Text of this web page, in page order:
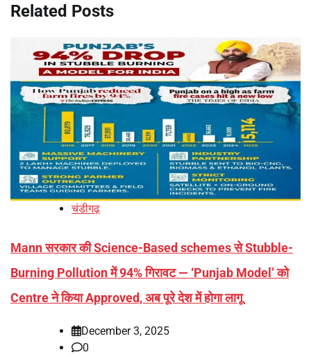
Related Posts
चंडीगढ़
Mann सरकार की Science-Based schemes से Stubble-
Burning Pollution में 94% गिरावट — ‘Punjab Model’ को
Centre ने किया Approved, अब पूरे देश में होगा लागू
December 3, 2025
0